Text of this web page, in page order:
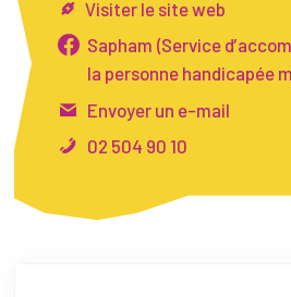
Visiter le site web
Sapham (Service
la personne handicapée
Envoyer un e-mail
02 504 90 10